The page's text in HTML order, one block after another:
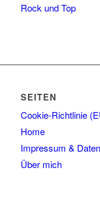
Rock und Top
SEITEN
Cookie-Richtlinie
Home
Impressum &
Über mich